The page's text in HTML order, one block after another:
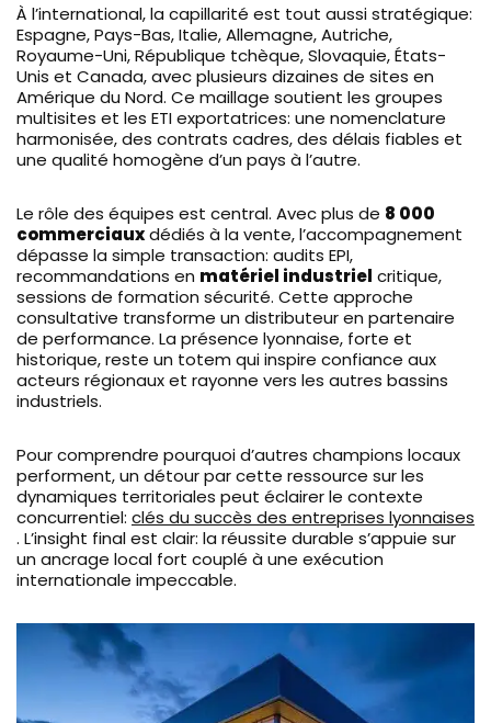
À l’international, la capillarité est tout aussi stratégique:
Espagne, Pays-Bas, Italie, Allemagne, Autriche,
Royaume-Uni, République tchèque, Slovaquie, États-
Unis et Canada, avec plusieurs dizaines de sites en
Amérique du Nord. Ce maillage soutient les groupes
multisites et les ETI exportatrices: une nomenclature
harmonisée, des contrats cadres, des délais fiables et
une qualité homogène d’un pays à l’autre.
Le rôle des équipes est central. Avec plus de 8 000
commerciauxdédiés à la vente, l’accompagnement
dépasse la simple transaction: audits EPI,
recommandations en matériel industriel critique,
sessions de formation sécurité. Cette approche
consultative transforme un distributeur en partenaire
de performance. La présence lyonnaise, forte et
historique, reste un totem qui inspire confiance aux
acteurs régionaux et rayonne vers les autres bassins
industriels.
Pour comprendre pourquoi d’autres champions locaux
performent, un détour par cette ressource sur les
dynamiques territoriales peut éclairer le contexte
concurrentiel: clés du succès des entreprises lyonnaises
. L’insight final est clair: la réussite durable s’appuie sur
un ancrage local fort couplé à une exécution
internationale impeccable.